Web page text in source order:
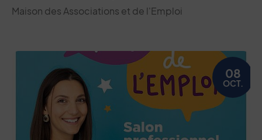
Maison des Associations et de l'Emploi
08
OCT.